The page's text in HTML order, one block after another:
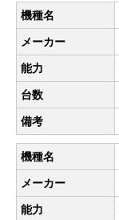
機種名
メーカー
能力
台数
備考
機種名
メーカー
能力